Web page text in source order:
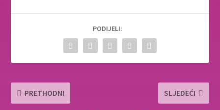
PODIJELI:
PRETHODNI SLJEDEĆI